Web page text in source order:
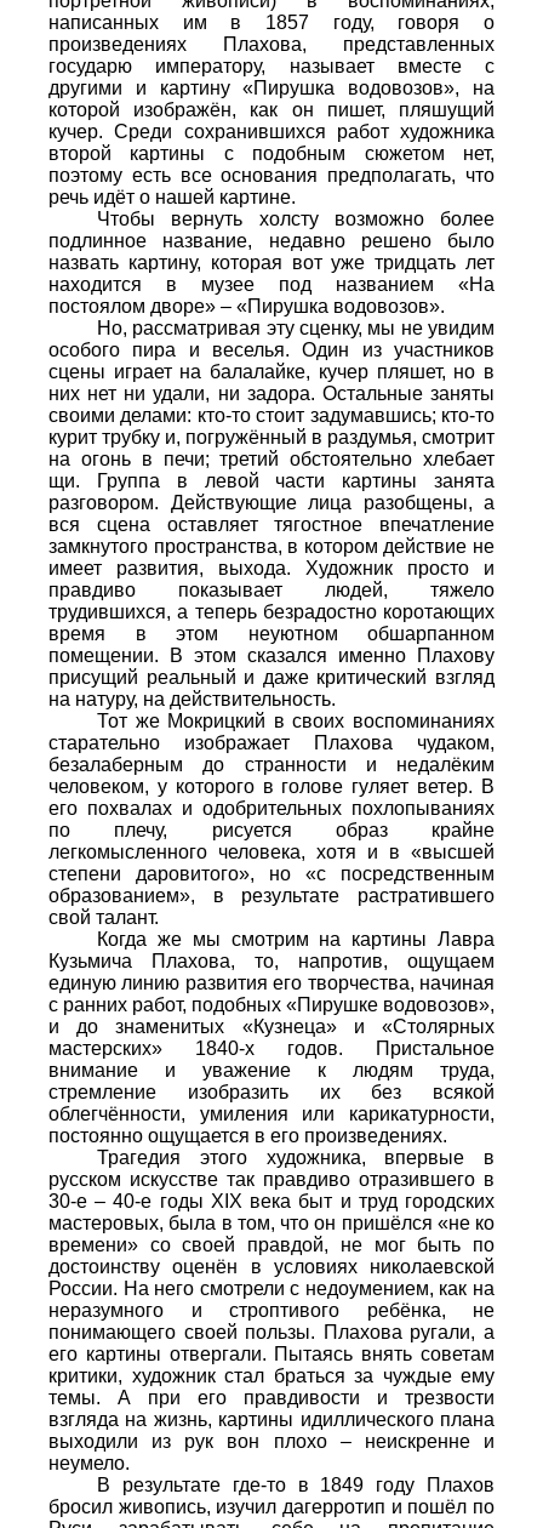
написанных им в 1857 году, говоря о
произведениях Плахова, представленных
государю императору, называет вместе с
другими и картину «Пирушка водовозов», на
которой изображён, как он пишет, пляшущий
кучер. Среди сохранившихся работ художника
второй картины с подобным сюжетом нет,
поэтому есть все основания предполагать, что
речь идёт о нашей картине.
Чтобы вернуть холсту возможно более
подлинное название, недавно решено было
назвать картину, которая вот уже тридцать лет
находится в музее под названием «На
постоялом дворе» – «Пирушка водовозов».
Но, рассматривая эту сценку, мы не увидим
особого пира и веселья. Один из участников
сцены играет на балалайке, кучер пляшет, но в
них нет ни удали, ни задора. Остальные заняты
своими делами: кто-то стоит задумавшись; кто-то
курит трубку и, погружённый в раздумья, смотрит
на огонь в печи; третий обстоятельно хлебает
щи. Группа в левой части картины занята
разговором. Действующие лица разобщены, а
вся сцена оставляет тягостное впечатление
замкнутого пространства, в котором действие не
имеет развития, выхода. Художник просто и
правдиво показывает людей, тяжело
трудившихся, а теперь безрадостно коротающих
время в этом неуютном обшарпанном
помещении. В этом сказался именно Плахову
присущий реальный и даже критический взгляд
на натуру, на действительность.
Тот же Мокрицкий в своих воспоминаниях
старательно изображает Плахова чудаком,
безалаберным до странности и недалёким
человеком, у которого в голове гуляет ветер. В
его похвалах и одобрительных похлопываниях
по плечу, рисуется образ крайне
легкомысленного человека, хотя и в «высшей
степени даровитого», но «с посредственным
образованием», в результате растратившего
свой талант.
Когда же мы смотрим на картины Лавра
Кузьмича Плахова, то, напротив, ощущаем
единую линию развития его творчества, начиная
с ранних работ, подобных «Пирушке водовозов»,
и до знаменитых «Кузнеца» и «Столярных
мастерских» 1840-х годов. Пристальное
внимание и уважение к людям труда,
стремление изобразить их без всякой
облегчённости, умиления или карикатурности,
постоянно ощущается в его произведениях.
Трагедия этого художника, впервые в
русском искусстве так правдиво отразившего в
30-е – 40-е годы ХIХ века быт и труд городских
мастеровых, была в том, что он пришёлся «не ко
времени» со своей правдой, не мог быть по
достоинству оценён в условиях николаевской
России. На него смотрели с недоумением, как на
неразумного и строптивого ребёнка, не
понимающего своей пользы. Плахова ругали, а
его картины отвергали. Пытаясь внять советам
критики, художник стал браться за чуждые ему
темы. А при его правдивости и трезвости
взгляда на жизнь, картины идиллического плана
выходили из рук вон плохо – неискренне и
неумело.
В результате где-то в 1849 году Плахов
бросил живопись, изучил дагерротип и пошёл по